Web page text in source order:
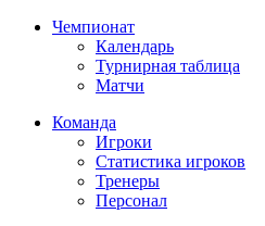
Чемпионат
Календарь
Турнирная таблица
Матчи
Команда
Игроки
Статистика игроков
Тренеры
Персонал